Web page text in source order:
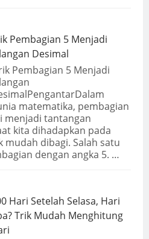
Pembagian 5 Menjadi
Desimal
Pembagian 5 Menjadi
matematika, pembagian
menjadi tantangan
kita dihadapkan pada
mudah dibagi. Salah satu
dengan angka 5. …
Hari Setelah Selasa, Hari
Trik Mudah Menghitung